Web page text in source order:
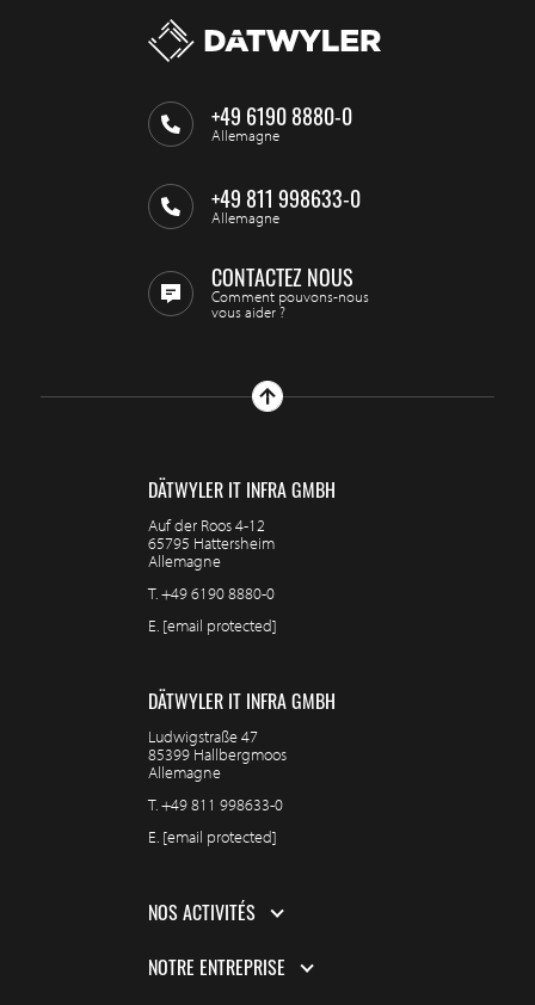
+49 6190 8880-0
Allemagne
+49 811 998633-0
Allemagne
CONTACTEZ NOUS
Comment pouvons-nous
vous aider ?
DÄTWYLER IT INFRA GMBH
Auf der Roos 4-12
65795 Hattersheim
Allemagne
T.+49 6190 8880-0
E. [email protected]
DÄTWYLER IT INFRA GMBH
Ludwigstraße 47
85399 Hallbergmoos
Allemagne
T.+49 811 998633-0
E. [email protected]
NOS ACTIVITÉS
NOTRE ENTREPRISE